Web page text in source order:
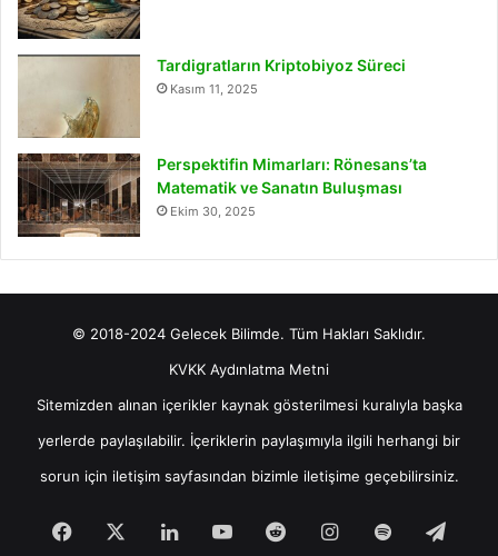
Tardigratların Kriptobiyoz Süreci
Kasım 11, 2025
Perspektifin Mimarları: Rönesans’ta
Matematik ve Sanatın Buluşması
Ekim 30, 2025
© 2018-2024 Gelecek Bilimde. Tüm Hakları Saklıdır.
KVKK Aydınlatma Metni
Sitemizden alınan içerikler kaynak gösterilmesi kuralıyla başka
yerlerde paylaşılabilir. İçeriklerin paylaşımıyla ilgili herhangi bir
sorun için iletişimsayfasından bizimle iletişime geçebilirsiniz.
Facebook LinkedInYouTubeRedditInstagram
Spotify